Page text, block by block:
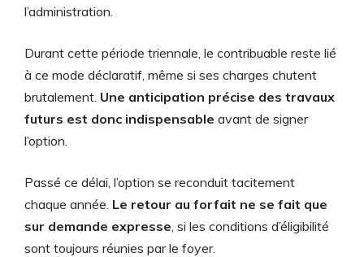
l’administration.
Durant cette période triennale, le contribuable reste lié
à ce mode déclaratif, même si ses charges chutent
brutalement. Une anticipation précise des travaux
futurs est donc indispensable avant de signer
l’option.
Passé ce délai, l’option se reconduit tacitement
chaque année. Le retour au forfait ne se fait que
sur demande expresse, si les conditions d’éligibilité
sont toujours réunies par le foyer.